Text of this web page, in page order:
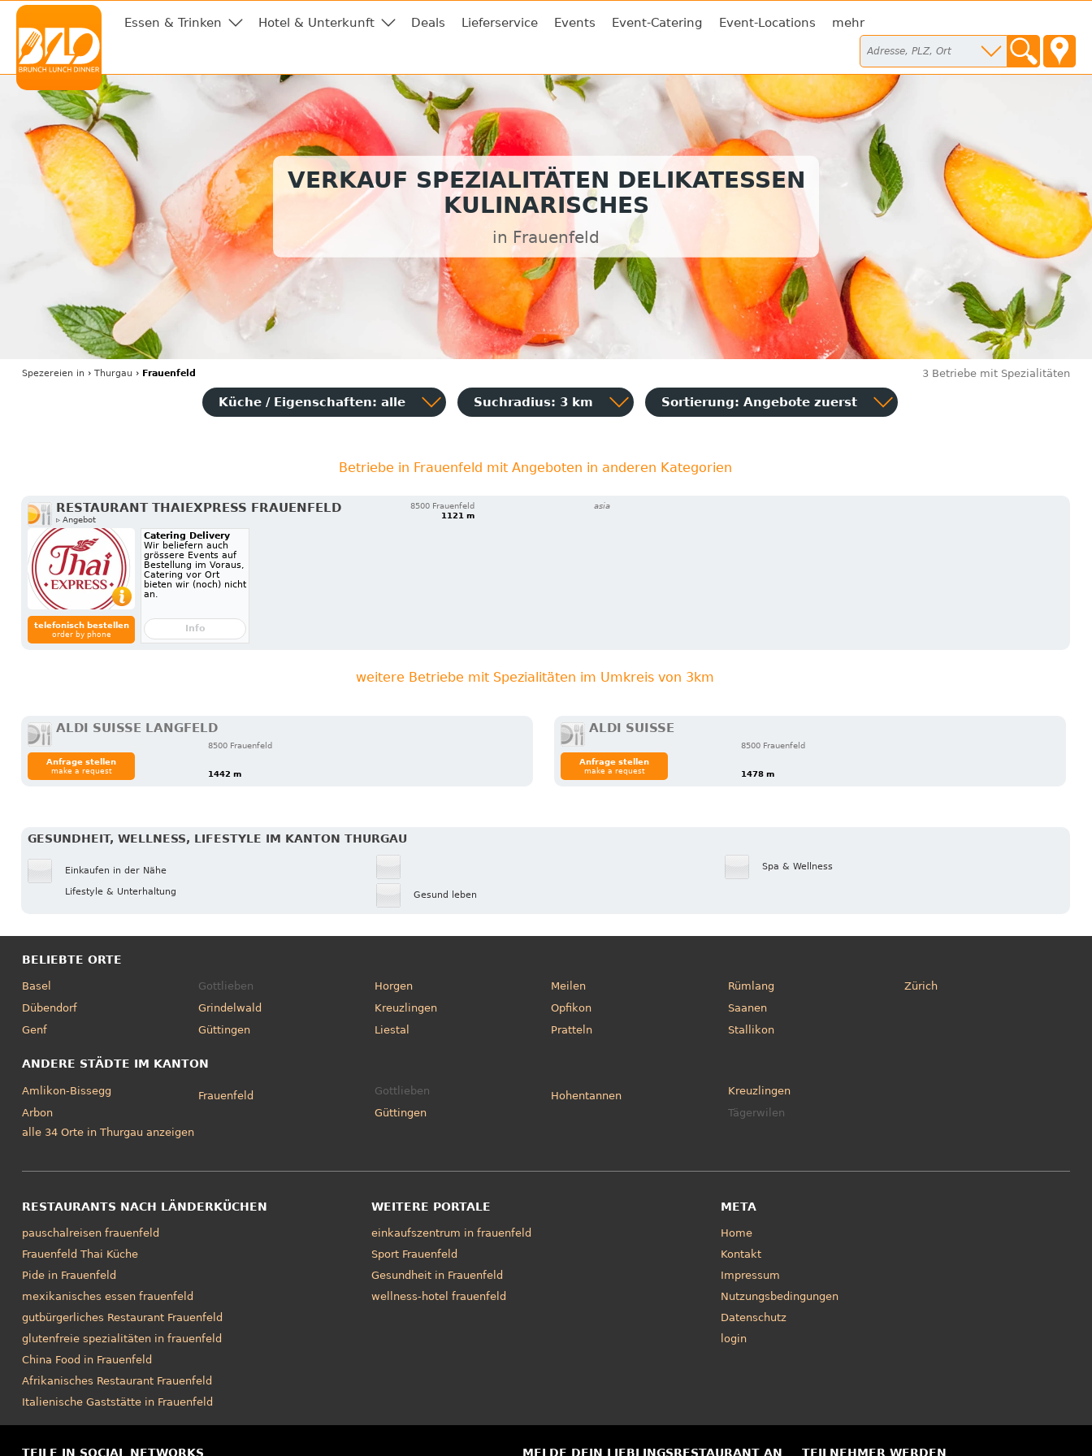
Essen & Trinken Hotel & Unterkunft Deals Lieferservice Events Event-Catering Event-Locations mehr
VERKAUF SPEZIALITÄTEN DELIKATESSEN
KULINARISCHES
in Frauenfeld
Spezereien in › Thurgau › Frauenfeld 3 Betriebe mit Spezialitäten
Küche / Eigenschaften: alle Suchradius: 3 km Sortierung: Angebote zuerst
Betriebe in Frauenfeld mit Angeboten in anderen Kategorien
RESTAURANT THAIEXPRESS FRAUENFELD
▹ Angebot
8500 Frauenfeld
1121 m
asia
telefonisch bestellen
order by phone
Catering Delivery
Wir beliefern auch
grössere Events auf
Bestellung im Voraus,
Catering vor Ort
bieten wir (noch) nicht
an.
Info
weitere Betriebe mit Spezialitäten im Umkreis von 3km
ALDI SUISSE LANGFELD
8500 Frauenfeld
1442 m
Anfrage stellen
make a request
ALDI SUISSE
8500 Frauenfeld
1478 m
Anfrage stellen
make a request
GESUNDHEIT, WELLNESS, LIFESTYLE IM KANTON THURGAU
Einkaufen in der Nähe
Lifestyle & Unterhaltung
Gesund leben
Spa & Wellness
BELIEBTE ORTE
Basel
Dübendorf
Genf
Gottlieben
Grindelwald
Güttingen
Horgen
Kreuzlingen
Liestal
Meilen
Opfikon
Pratteln
Rümlang
Saanen
Stallikon
Zürich
ANDERE STÄDTE IM KANTON
Amlikon-Bissegg
Arbon
Frauenfeld
Gottlieben
Güttingen
Hohentannen
Kreuzlingen
Tägerwilen
alle 34 Orte in Thurgau anzeigen
RESTAURANTS NACH LÄNDERKÜCHEN
pauschalreisen frauenfeld
Frauenfeld Thai Küche
Pide in Frauenfeld
mexikanisches essen frauenfeld
gutbürgerliches Restaurant Frauenfeld
glutenfreie spezialitäten in frauenfeld
China Food in Frauenfeld
Afrikanisches Restaurant Frauenfeld
Italienische Gaststätte in Frauenfeld
WEITERE PORTALE
einkaufszentrum in frauenfeld
Sport Frauenfeld
Gesundheit in Frauenfeld
wellness-hotel frauenfeld
META
Home
Kontakt
Impressum
Nutzungsbedingungen
Datenschutz
login
TEILE IN SOCIAL NETWORKS MELDE DEIN LIEBLINGSRESTAURANT AN TEILNEHMER WERDEN